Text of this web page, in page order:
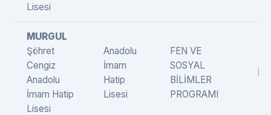
Lisesi
MURGUL
Şöhret
Cengiz
Anadolu
İmam Hatip
Lisesi
Anadolu
İmam
Hatip
Lisesi
FEN VE
SOSYAL
BİLİMLER
PROGRAMI